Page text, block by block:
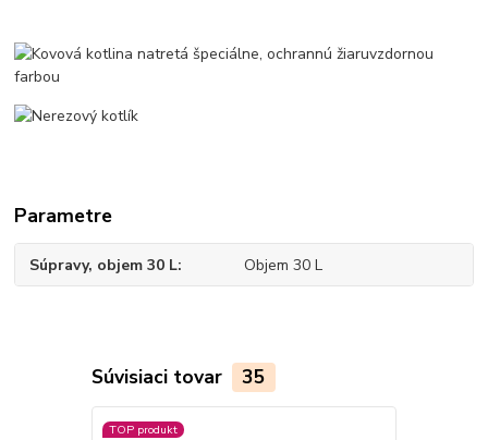
Parametre
Súpravy, objem 30 L Objem 30 L
Súvisiaci tovar 35
TOP produkt